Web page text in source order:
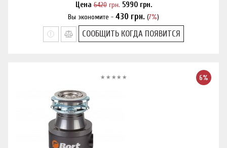
Цена6420грн. 5990грн.
Вы экономите - 430 грн. (7%)
Нашли дешевле?
СООБЩИТЬ КОГДА ПОЯВИТСЯ
6%